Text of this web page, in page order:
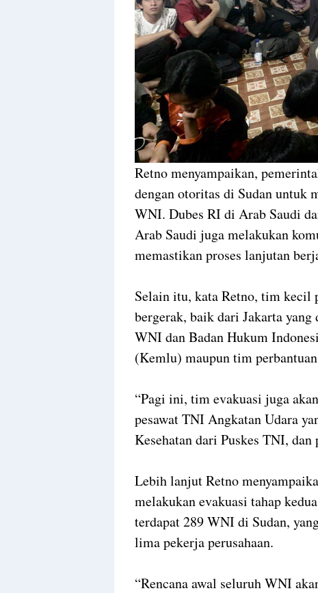
Retno menyampaikan,
dengan otoritas di Sudan untuk
WNI. Dubes RI di Arab Saudi
Arab Saudi juga melakukan
memastikan proses lanjutan
Selain itu, kata Retno, tim kecil
bergerak, baik dari Jakarta
WNI dan Badan Hukum
(Kemlu) maupun tim
“Pagi ini, tim evakuasi juga
pesawat TNI Angkatan Udara
Kesehatan dari Puskes TNI,
Lebih lanjut Retno
melakukan evakuasi tahap
terdapat 289 WNI di Sudan,
lima pekerja perusahaan.
“Rencana awal seluruh WNI